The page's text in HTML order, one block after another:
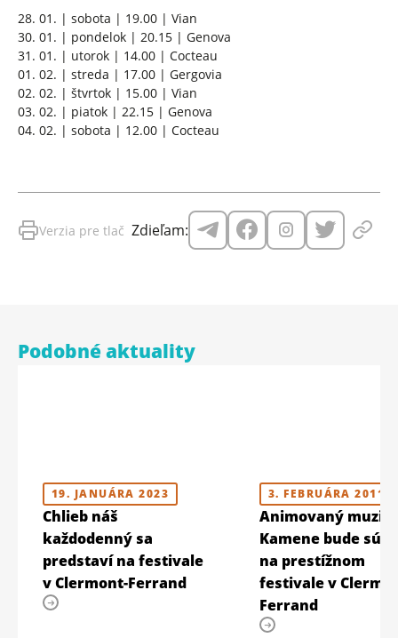
28. 01. | sobota | 19.00 | Vian
30. 01. | pondelok | 20.15 | Genova
31. 01. | utorok | 14.00 | Cocteau
01. 02. | streda | 17.00 | Gergovia
02. 02. | štvrtok | 15.00 | Vian
03. 02. | piatok | 22.15 | Genova
04. 02. | sobota | 12.00 | Cocteau
Verzia pre tlač Zdieľam:
Podobné aktuality
19. JANUÁRA 2023
Chlieb náš
každodenný sa
predstaví na festivale
v Clermont-Ferrand
3. FEBRUÁRA 2011
Animovaný
Kamene bude
na prestížnom
festivale v
Ferrand